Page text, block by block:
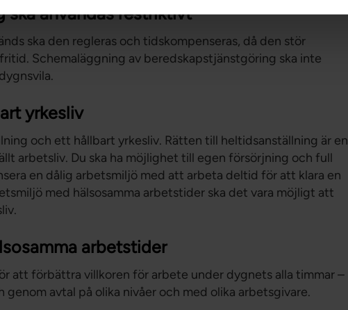
ska användas restriktivt
ska den regleras och tidskompenseras, då den stör
Schemaläggning av beredskapstjänstgöring ska inte
yrkesliv
och ett hållbart yrkesliv. Rätten till heltidsanställning är en
arbetsliv. Du ska ha möjlighet till egen försörjning och full
en dålig arbetsmiljö med att arbeta deltid för att klara en
med hälsosamma arbetstider ska det vara möjligt att
arbetstider
att förbättra villkoren för arbete under dygnets alla timmar –
avtal på olika nivåer och med olika arbetsgivare.